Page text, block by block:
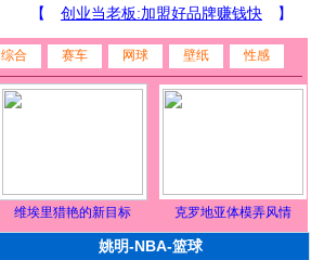
综合 赛车 网球 壁纸 性感
维埃里猎艳的新目标 克罗地亚体模弄风情
姚明-NBA-篮球